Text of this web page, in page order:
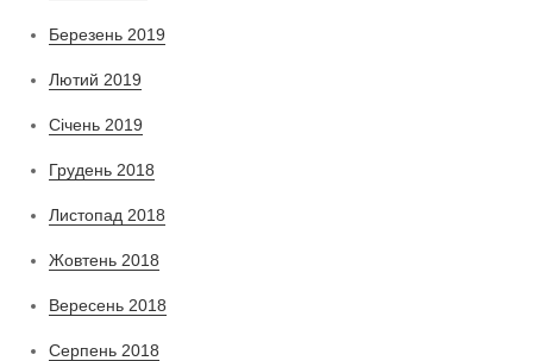
Березень 2019
Лютий 2019
Січень 2019
Грудень 2018
Листопад 2018
Жовтень 2018
Вересень 2018
Серпень 2018